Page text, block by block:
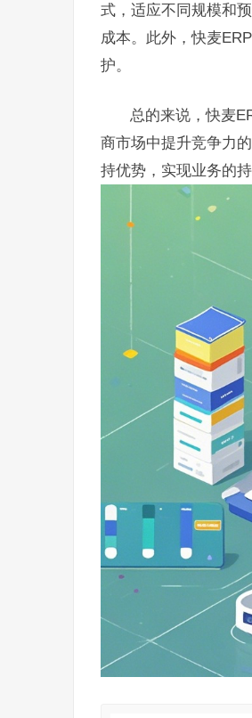
式，适应不同规模和
成本。此外，快麦
护。
总的来说，快麦
商市场中提升竞争力
持优势，实现业务的持